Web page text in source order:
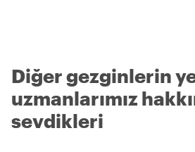
Diğer gezginlerin
uzmanlarımız
sevdikleri